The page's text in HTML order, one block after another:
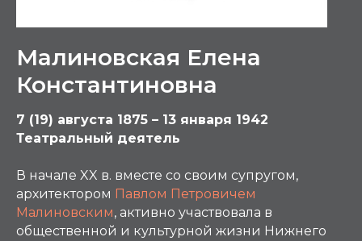
Малиновская Елена
Константиновна
7 (19) августа 1875 – 13 января 1942
Театральный деятель
В начале XX в. вместе со своим супругом,
архитектором Павлом Петровичем
Малиновским, активно участвовала в
общественной и культурной жизни Нижнего